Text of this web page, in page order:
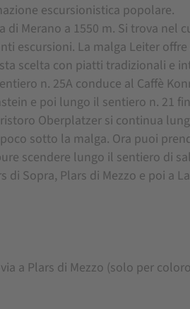
escursionistica popolare.
Merano a 1550 m. Si trova nel
escursioni. La malga Leiter
scelta con piatti tradizionali e
n. 25A conduce al Caffè
e poi lungo il sentiero n. 21
Oberplatzer si continua
sotto la malga. Ora puoi
scendere lungo il sentiero di
di Sopra, Plars di Mezzo e poi a
a Plars di Mezzo (solo per